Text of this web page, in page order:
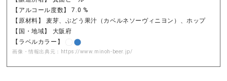
【アルコール度数】 7.0 %
【原材料】 麦芽、ぶどう果汁（カベルネソーヴィニヨン）、ホップ
【国・地域】 大阪府
【ラベルカラー】
画像・情報出典元： https://www.minoh-beer.jp/